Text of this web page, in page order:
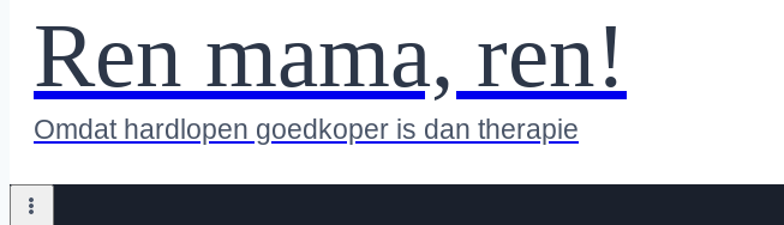
Ren mama, ren!
Omdat hardlopen goedkoper is dan therapie